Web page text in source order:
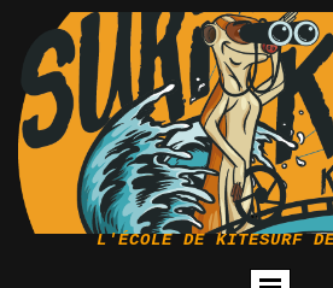
L'ÉCOLE DE KITESURF